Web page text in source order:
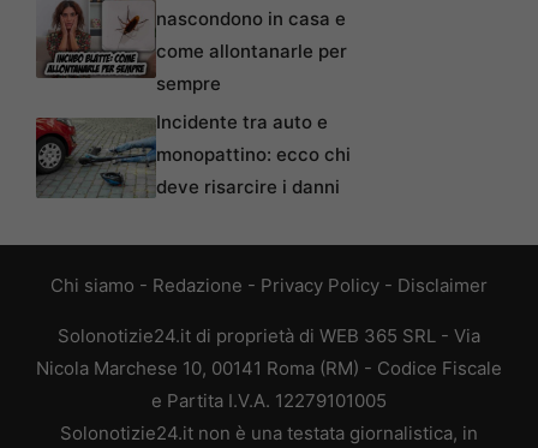
nascondono in casa e
come allontanarle per
sempre
Incidente tra auto e
monopattino: ecco chi
deve risarcire i danni
Chi siamo - Redazione - Privacy Policy - Disclaimer
Solonotizie24.it di proprietà di WEB 365 SRL - Via
Nicola Marchese 10, 00141 Roma (RM) - Codice Fiscale
e Partita I.V.A. 12279101005
Solonotizie24.it non è una testata giornalistica, in